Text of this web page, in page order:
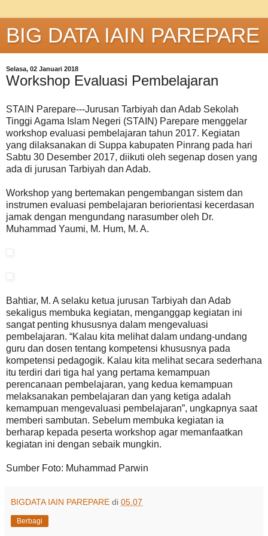
BIG DATA IAIN PAREPARE
Selasa, 02 Januari 2018
Workshop Evaluasi Pembelajaran
STAIN Parepare---Jurusan Tarbiyah dan Adab Sekolah
Tinggi Agama Islam Negeri (STAIN) Parepare menggelar
workshop evaluasi pembelajaran tahun 2017. Kegiatan
yang dilaksanakan di Suppa kabupaten Pinrang pada hari
Sabtu 30 Desember 2017, diikuti oleh segenap dosen yang
ada di jurusan Tarbiyah dan Adab.
Workshop yang bertemakan pengembangan sistem dan
instrumen evaluasi pembelajaran beriorientasi kecerdasan
jamak dengan mengundang narasumber oleh Dr.
Muhammad Yaumi, M. Hum, M. A.
Bahtiar, M. A selaku ketua jurusan Tarbiyah dan Adab
sekaligus membuka kegiatan, menganggap kegiatan ini
sangat penting khususnya dalam mengevaluasi
pembelajaran. “Kalau kita melihat dalam undang-undang
guru dan dosen tentang kompetensi khususnya pada
kompetensi pedagogik. Kalau kita melihat secara sederhana
itu terdiri dari tiga hal yang pertama kemampuan
perencanaan pembelajaran, yang kedua kemampuan
melaksanakan pembelajaran dan yang ketiga adalah
kemampuan mengevaluasi pembelajaran”, ungkapnya saat
memberi sambutan. Sebelum membuka kegiatan ia
berharap kepada peserta workshop agar memanfaatkan
kegiatan ini dengan sebaik mungkin.
Sumber Foto: Muhammad Parwin
BIGDATA IAIN PAREPARE di 05.07
Berbagi